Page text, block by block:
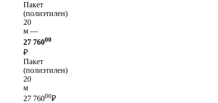
Пакет
(полиэтилен)
20
м —
27 76000
₽
Пакет
(полиэтилен)
20
м
27 76000₽